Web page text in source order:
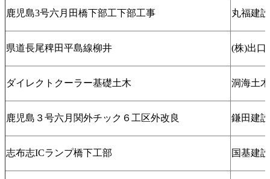
鹿児島3号六月田橋下部工下部工事 丸福建
県道長尾稗田平島線柳井 (株)出口
ダイレクトクーラー基礎土木 洞海土
鹿児島３号六月関外チック６工区外改良 鎌田建
志布志ICランプ橋下工部 国基建